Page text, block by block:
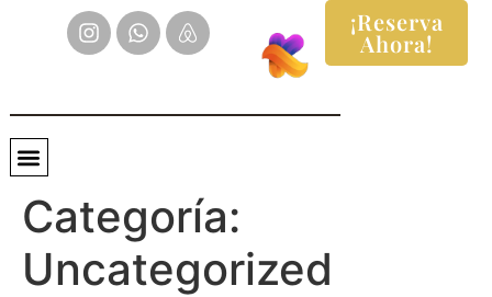
¡Reserva
Ahora!
Categoría:
Uncategorized